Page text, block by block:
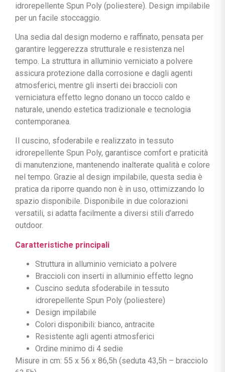
idrorepellente Spun Poly (poliestere). Design impilabile
per un facile stoccaggio.
Una sedia dal design moderno e raffinato, pensata per
garantire leggerezza strutturale e resistenza nel
tempo. La struttura in alluminio verniciato a polvere
assicura protezione dalla corrosione e dagli agenti
atmosferici, mentre gli inserti dei braccioli con
verniciatura effetto legno donano un tocco caldo e
naturale, unendo estetica tradizionale e tecnologia
contemporanea.
Il cuscino, sfoderabile e realizzato in tessuto
idrorepellente Spun Poly, garantisce comfort e praticità
di manutenzione, mantenendo inalterate qualità e colore
nel tempo. Grazie al design impilabile, questa sedia è
pratica da riporre quando non è in uso, ottimizzando lo
spazio disponibile. Disponibile in due colorazioni
versatili, si adatta facilmente a diversi stili d’arredo
outdoor.
Caratteristiche principali
Struttura in alluminio verniciato a polvere
Braccioli con inserti in alluminio effetto legno
Cuscino seduta sfoderabile in tessuto
idrorepellente Spun Poly (poliestere)
Design impilabile
Colori disponibili: bianco, antracite
Resistente agli agenti atmosferici
Ordine minimo di 4 sedie
Misure in cm: 55 x 56 x 86,5h (seduta 43,5h – bracciolo